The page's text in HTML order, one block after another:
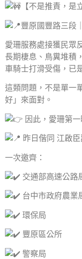
【不是推責，是
豐原國豐路三段
愛珊服務處接獲民眾
長期棲息、鳥糞堆積
車騎士打滑受傷，已
這類問題，不是單一
好」來面對。
因此，愛珊第
昨日偕同 江啟
一次邀齊：
交通部高速公路
台中市政府農業
環保局
豐原區公所
警察局